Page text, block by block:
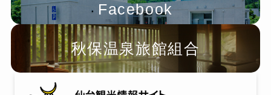
Facebook
秋保温泉旅館組合